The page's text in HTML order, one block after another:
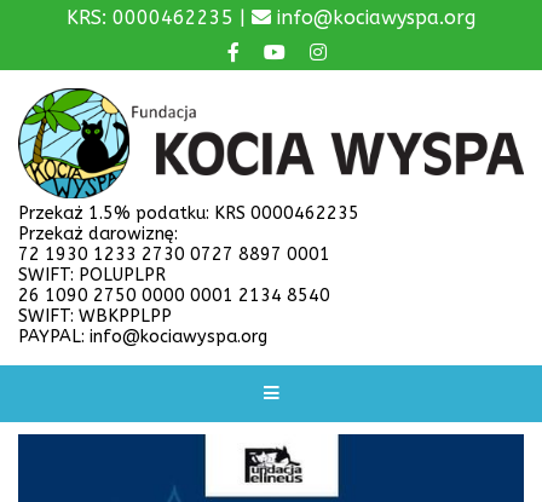
KRS: 0000462235 | info@kociawyspa.org
Przekaż 1.5% podatku: KRS 0000462235
Przekaż darowiznę:
72 1930 1233 2730 0727 8897 0001
SWIFT: POLUPLPR
26 1090 2750 0000 0001 2134 8540
SWIFT: WBKPPLPP
PAYPAL: info@kociawyspa.org